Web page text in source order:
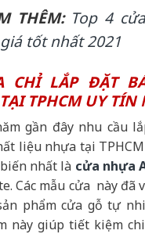
THÊM: Top 4
tốt nhất 2021
CHỈ LẮP ĐẶT
TPHCM UY TÍN
gần đây nhu cầu
liệu nhựa tại
nhất là cửa nhựa
Các mẫu cửa này đã
phẩm cửa gỗ tự
này giúp tiết kiệm